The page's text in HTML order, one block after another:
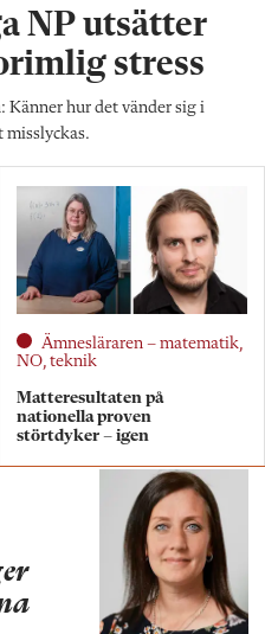
NP utsätter
stress
Känner hur det vänder sig i
misslyckas.
Ämnesläraren – matematik,
NO, teknik
Matteresultaten på
nationella proven
störtdyker – igen